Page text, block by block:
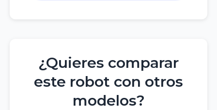
¿Quieres comparar
este robot con otros
modelos?